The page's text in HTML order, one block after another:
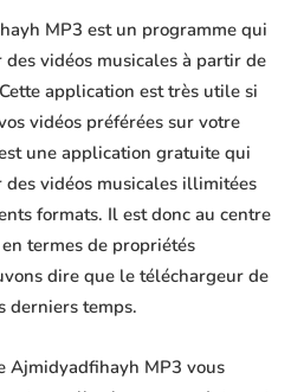
MP3 est un programme qui
vidéos musicales à partir de
application est très utile si
vidéos préférées sur votre
une application gratuite qui
vidéos musicales illimitées
formats. Il est donc au centre
termes de propriétés
dire que le téléchargeur de
derniers temps.
Ajmidyadfihayh MP3 vous